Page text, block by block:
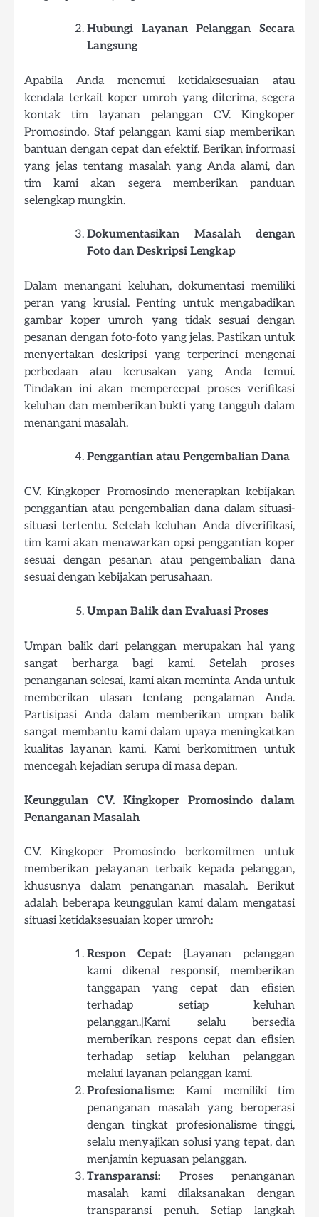
Hubungi Layanan Pelanggan Secara
Langsung
Apabila Anda menemui ketidaksesuaian atau
kendala terkait koper umroh yang diterima, segera
kontak tim layanan pelanggan CV. Kingkoper
Promosindo. Staf pelanggan kami siap memberikan
bantuan dengan cepat dan efektif. Berikan informasi
yang jelas tentang masalah yang Anda alami, dan
tim kami akan segera memberikan panduan
selengkap mungkin.
Dokumentasikan Masalah dengan
Foto dan Deskripsi Lengkap
Dalam menangani keluhan, dokumentasi memiliki
peran yang krusial. Penting untuk mengabadikan
gambar koper umroh yang tidak sesuai dengan
pesanan dengan foto-foto yang jelas. Pastikan untuk
menyertakan deskripsi yang terperinci mengenai
perbedaan atau kerusakan yang Anda temui.
Tindakan ini akan mempercepat proses verifikasi
keluhan dan memberikan bukti yang tangguh dalam
menangani masalah.
Penggantian atau Pengembalian Dana
CV. Kingkoper Promosindo menerapkan kebijakan
penggantian atau pengembalian dana dalam situasi-
situasi tertentu. Setelah keluhan Anda diverifikasi,
tim kami akan menawarkan opsi penggantian koper
sesuai dengan pesanan atau pengembalian dana
sesuai dengan kebijakan perusahaan.
Umpan Balik dan Evaluasi Proses
Umpan balik dari pelanggan merupakan hal yang
sangat berharga bagi kami. Setelah proses
penanganan selesai, kami akan meminta Anda untuk
memberikan ulasan tentang pengalaman Anda.
Partisipasi Anda dalam memberikan umpan balik
sangat membantu kami dalam upaya meningkatkan
kualitas layanan kami. Kami berkomitmen untuk
mencegah kejadian serupa di masa depan.
Keunggulan CV. Kingkoper Promosindo dalam
Penanganan Masalah
CV. Kingkoper Promosindo berkomitmen untuk
memberikan pelayanan terbaik kepada pelanggan,
khususnya dalam penanganan masalah. Berikut
adalah beberapa keunggulan kami dalam mengatasi
situasi ketidaksesuaian koper umroh:
Respon Cepat: {Layanan pelanggan
kami dikenal responsif, memberikan
tanggapan yang cepat dan efisien
terhadap setiap keluhan
pelanggan.|Kami selalu bersedia
memberikan respons cepat dan efisien
terhadap setiap keluhan pelanggan
melalui layanan pelanggan kami.
Profesionalisme: Kami memiliki tim
penanganan masalah yang beroperasi
dengan tingkat profesionalisme tinggi,
selalu menyajikan solusi yang tepat, dan
menjamin kepuasan pelanggan.
Transparansi: Proses penanganan
masalah kami dilaksanakan dengan
transparansi penuh. Setiap langkah